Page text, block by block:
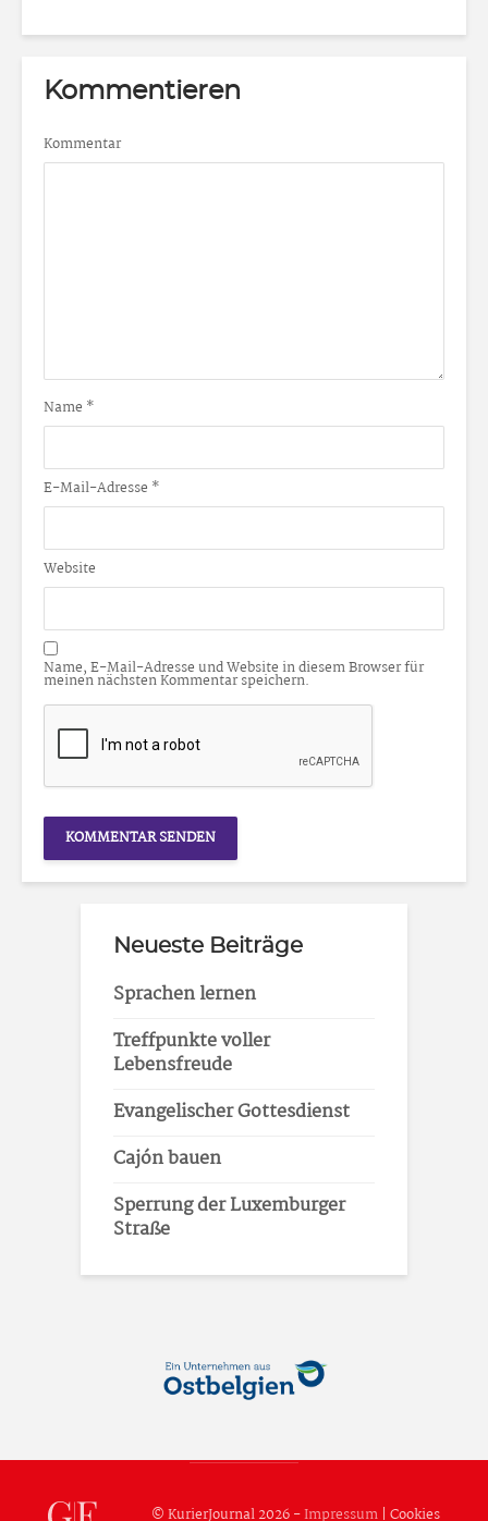
Kommentieren
Kommentar
Name *
E-Mail-Adresse *
Website
Name, E-Mail-Adresse und Website in diesem Browser für
meinen nächsten Kommentar speichern.
Neueste Beiträge
Sprachen lernen
Treffpunkte voller
Lebensfreude
Evangelischer Gottesdienst
Cajón bauen
Sperrung der Luxemburger
Straße
© KurierJournal 2026 -Impressum| Cookies